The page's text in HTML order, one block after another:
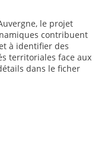
le projet
contribuent
à identifier des
territoriales face aux
dans le ficher